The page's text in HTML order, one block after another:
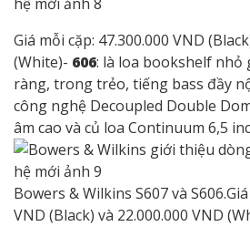
Giá mỗi cặp: 47.300.000 VND
(White)- 606: là loa bookshelf nhỏ
ràng, trong trẻo, tiếng bass đầy
công nghệ Decoupled Double
âm cao và củ loa Continuum 6,5
Bowers & Wilkins S607 và
VND (Black) và 22.000.000 VND